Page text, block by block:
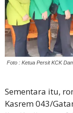
Foto : Ketua Persit KCK
Sementara itu,
Kasrem 043/